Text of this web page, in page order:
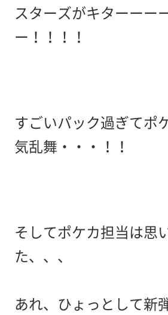
スターズがキターーー
ー！！！！
すごいパック過ぎてポ
気乱舞・・・！！
そしてポケカ担当は思
た、、、
あれ、ひょっとして新